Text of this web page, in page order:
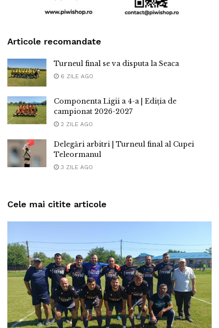
Articole recomandate
Turneul final se va disputa la Seaca
6 ZILE AGO
Componenta Ligii a 4-a | Ediția de
campionat 2026-2027
2 ZILE AGO
Delegări arbitri | Turneul final al Cupei
Teleormanul
3 ZILE AGO
Cele mai citite articole